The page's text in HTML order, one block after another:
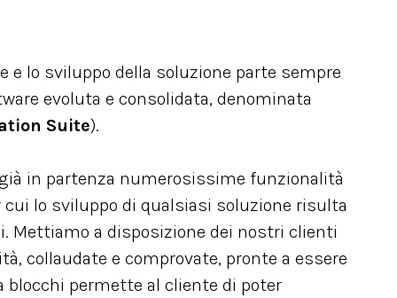
e lo sviluppo della soluzione parte sempre
evoluta e consolidata, denominata
Suite).
in partenza numerosissime funzionalità
lo sviluppo di qualsiasi soluzione risulta
Mettiamo a disposizione dei nostri clienti
collaudate e comprovate, pronte a essere
permette al cliente di poter